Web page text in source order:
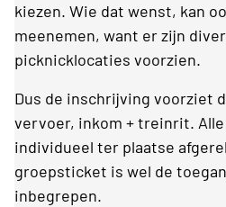
kiezen. Wie dat wenst, kan
meenemen, want er zijn
picknicklocaties voorzien.
Dus de inschrijving voorziet
vervoer, inkom + treinrit.
individueel ter plaatse
groepsticket is wel de
inbegrepen.